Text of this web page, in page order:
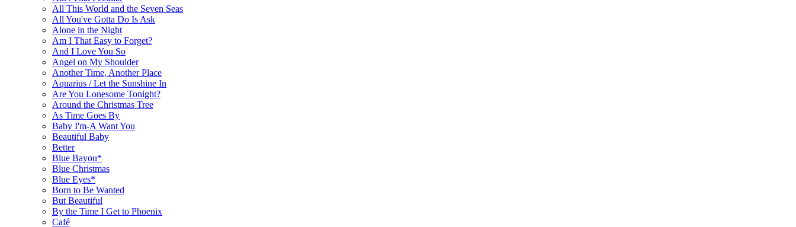
All This World and the Seven Seas
All You've Gotta Do Is Ask
Alone in the Night
Am I That Easy to Forget?
And I Love You So
Angel on My Shoulder
Another Time, Another Place
Aquarius / Let the Sunshine In
Are You Lonesome Tonight?
Around the Christmas Tree
As Time Goes By
Baby I'm-A Want You
Beautiful Baby
Better
Blue Bayou*
Blue Christmas
Blue Eyes*
Born to Be Wanted
But Beautiful
By the Time I Get to Phoenix
Café